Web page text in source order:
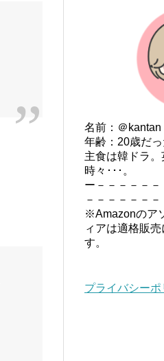
名前：＠kantan
年齢：20歳だ
主食は韓ドラ
時々･･･。
ー－－－－－
－－－－－－
※Amazonのア
ィアは適格販
す。
プライバシー